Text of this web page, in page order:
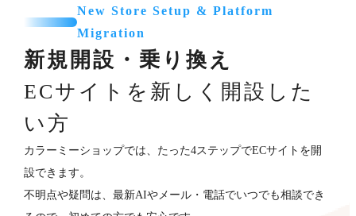
New Store Setup & Platform
Migration
新規開設・乗り換え
ECサイトを新しく開設した
い方
カラーミーショップでは、たった4ステップでECサイトを開
設できます。
不明点や疑問は、最新AIやメール・電話でいつでも相談でき